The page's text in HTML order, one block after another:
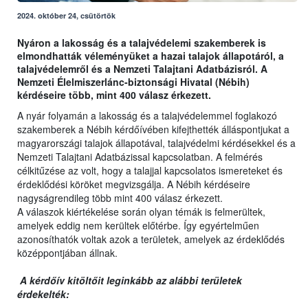
2024. október 24, csütörtök
Nyáron a lakosság és a talajvédelemi szakemberek is
elmondhatták véleményüket a hazai talajok állapotáról, a
talajvédelemről és a Nemzeti Talajtani Adatbázisról. A
Nemzeti Élelmiszerlánc-biztonsági Hivatal (Nébih)
kérdéseire több, mint 400 válasz érkezett.
A nyár folyamán a lakosság és a talajvédelemmel foglakozó
szakemberek a Nébih kérdőívében kifejthették álláspontjukat a
magyarországi talajok állapotával, talajvédelmi kérdésekkel és a
Nemzeti Talajtani Adatbázissal kapcsolatban. A felmérés
célkitűzése az volt, hogy a talajjal kapcsolatos ismereteket és
érdeklődési köröket megvizsgálja. A Nébih kérdéseire
nagyságrendileg több mint 400 válasz érkezett.
A válaszok kiértékelése során olyan témák is felmerültek,
amelyek eddig nem kerültek előtérbe. Így egyértelműen
azonosíthatók voltak azok a területek, amelyek az érdeklődés
középpontjában állnak.
A kérdőív kitöltőit leginkább az alábbi területek
érdekelték: